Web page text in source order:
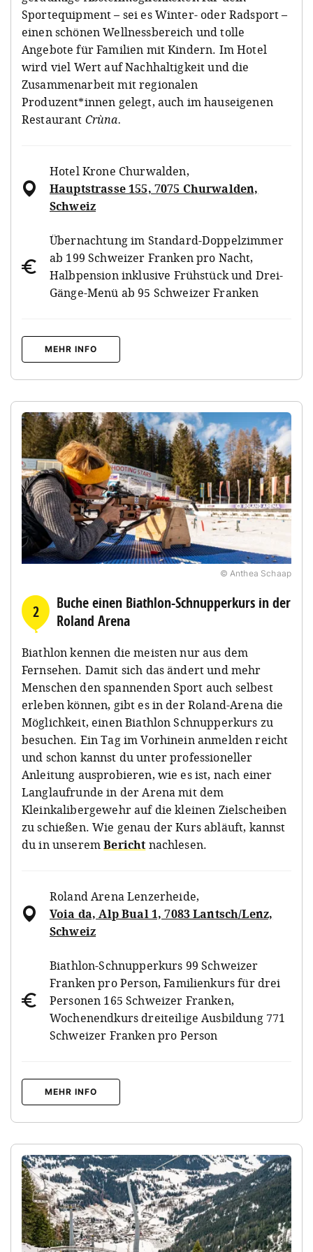
Sportequipment – sei es Winter- oder Radsport –
einen schönen Wellnessbereich und tolle
Angebote für Familien mit Kindern. Im Hotel
wird viel Wert auf Nachhaltigkeit und die
Zusammenarbeit mit regionalen
Produzent*innen gelegt, auch im hauseigenen
Restaurant Crùna.
Hotel Krone Churwalden,
Hauptstrasse 155, 7075 Churwalden,
Schweiz
Übernachtung im Standard-Doppelzimmer
ab 199 Schweizer Franken pro Nacht,
Halbpension inklusive Frühstück und Drei-
Gänge-Menü ab 95 Schweizer Franken
MEHR INFO
© Anthea Schaap
2
Buche einen Biathlon-Schnupperkurs in der
Roland Arena
Biathlon kennen die meisten nur aus dem
Fernsehen. Damit sich das ändert und mehr
Menschen den spannenden Sport auch selbest
erleben können, gibt es in der Roland-Arena die
Möglichkeit, einen Biathlon Schnupperkurs zu
besuchen. Ein Tag im Vorhinein anmelden reicht
und schon kannst du unter professioneller
Anleitung ausprobieren, wie es ist, nach einer
Langlaufrunde in der Arena mit dem
Kleinkalibergewehr auf die kleinen Zielscheiben
zu schießen. Wie genau der Kurs abläuft, kannst
du in unseremBerichtnachlesen.
Roland Arena Lenzerheide,
Voia da, Alp Bual 1, 7083 Lantsch/Lenz,
Schweiz
Biathlon-Schnupperkurs 99 Schweizer
Franken pro Person, Familienkurs für drei
Personen 165 Schweizer Franken,
Wochenendkurs dreiteilige Ausbildung 771
Schweizer Franken pro Person
MEHR INFO